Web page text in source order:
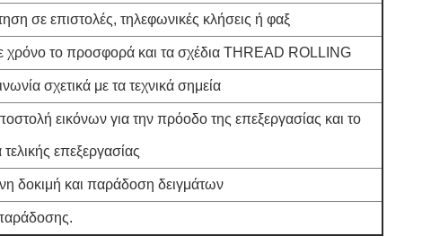
σε επιστολές, τηλεφωνικές κλήσεις ή φαξ
χρόνο το προσφορά και τα σχέδια THREAD ROLLING
σχετικά με τα τεχνικά σημεία
εικόνων για την πρόοδο της επεξεργασίας και το
επεξεργασίας
δοκιμή και παράδοση δειγμάτων